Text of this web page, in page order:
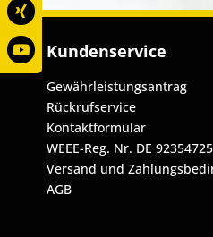
Kundenservice
Gewährleistungsantrag
Rückrufservice
Kontaktformular
WEEE-Reg. Nr. DE 92354725
Versand und
AGB